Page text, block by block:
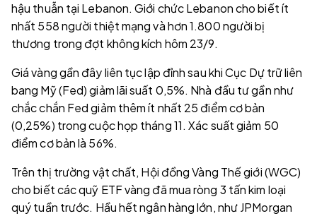
hậu thuẫn tại Lebanon. Giới chức Lebanon cho biết ít
nhất 558 người thiệt mạng và hơn 1.800 người bị
thương trong đợt không kích hôm 23/9.
Giá vàng gần đây liên tục lập đỉnh sau khi Cục Dự trữ liên
bang Mỹ (Fed) giảm lãi suất 0,5%. Nhà đầu tư gần như
chắc chắn Fed giảm thêm ít nhất 25 điểm cơ bản
(0,25%) trong cuộc họp tháng 11. Xác suất giảm 50
điểm cơ bản là 56%.
Trên thị trường vật chất, Hội đồng Vàng Thế giới (WGC)
cho biết các quỹ ETF vàng đã mua ròng 3 tấn kim loại
quý tuần trước. Hầu hết ngân hàng lớn, như JPMorgan